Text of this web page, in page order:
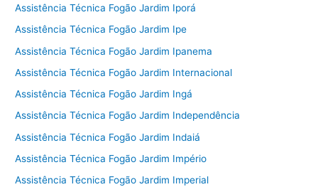
Assistência Técnica Fogão Jardim Iporá
Assistência Técnica Fogão Jardim Ipe
Assistência Técnica Fogão Jardim Ipanema
Assistência Técnica Fogão Jardim Internacional
Assistência Técnica Fogão Jardim Ingá
Assistência Técnica Fogão Jardim Independência
Assistência Técnica Fogão Jardim Indaiá
Assistência Técnica Fogão Jardim Império
Assistência Técnica Fogão Jardim Imperial